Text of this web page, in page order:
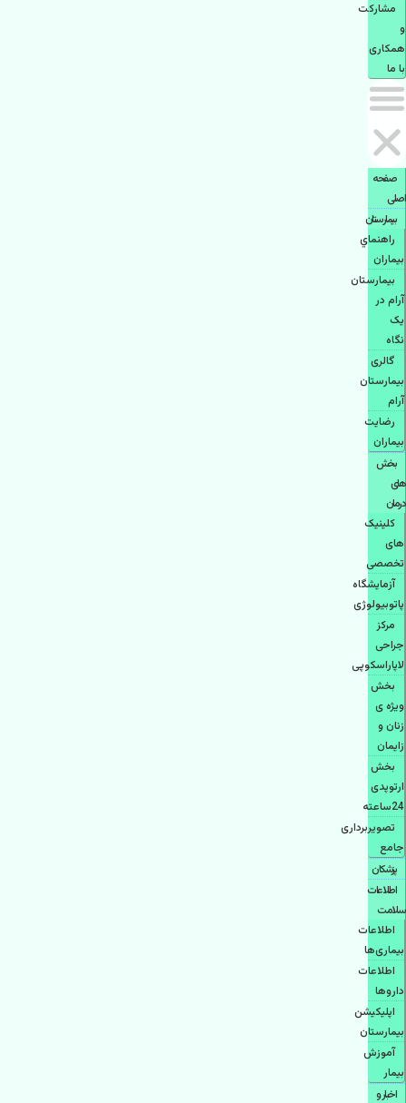
مشاركت
و
همكاری
با ما
صفحه
اصلی
بيمارستان
راهنماي
بیماران
بیمارستان
آرام در
یک
نگاه
گالری
بیمارستان
آرام
رضایت
بیماران
بخش
های
درمان
کلینیک
های
تخصصی
آزمایشگاه
پاتوبیولوژی
مرکز
جراحی
لاپاراسکوپی
بخش
ویژه ی
زنان و
زایمان
بخش
ارتوپدی
24ساعته
تصویربرداری
جامع
پزشكان
اطلاعات
سلامت
اطلاعات
بیماری‌ها
اطلاعات
دارو‌ها
اپليكيشن
بيمارستان
آموزش
بیمار
اخبار و